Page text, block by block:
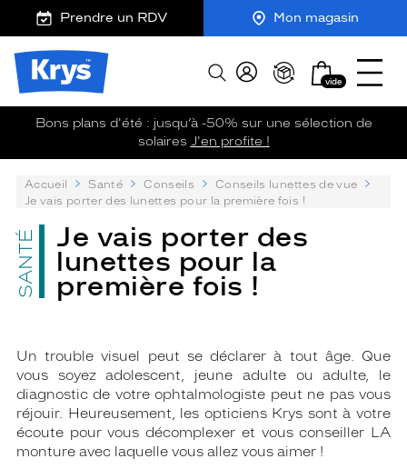
AU
Opticien
Krys
confiance
Prendre un RDV Mon magasin
Afficher
recherche
Mon
panier
vide
Ouvrir
menu
Bons plans d'été : jusqu’à -50% sur une sélection de
solaires J'en profite !
Accueil Santé Conseils
Conseils lunettes de vue
Je vais porter des lunettes pour la première fois !
SANTÉ Je vais porter des
lunettes pour la
première fois !
Un trouble visuel peut se déclarer à tout âge. Que
vous soyez adolescent, jeune adulte ou adulte, le
diagnostic de votre ophtalmologiste peut ne pas vous
réjouir. Heureusement, les opticiens Krys sont à votre
écoute pour vous décomplexer et vous conseiller LA
monture avec laquelle vous allez vous aimer !